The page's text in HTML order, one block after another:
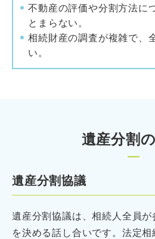
不動産の評価や分割方法に
とまらない。
相続財産の調査が複雑で、
い。
遺産分割
遺産分割協議
遺産分割協議は、相続人全員
を決める話し合いです。法定